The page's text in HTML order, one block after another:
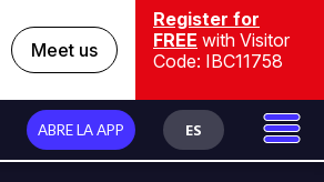
Meet us
Register for
FREE with Visitor
Code: IBC11758
ABRE LA APP ES